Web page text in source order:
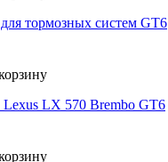
тормозных систем GT6
Lexus LX 570 Brembo GT6